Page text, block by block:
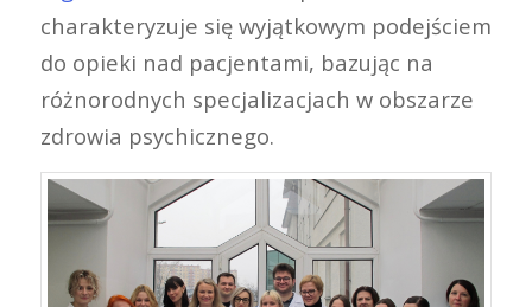
charakteryzuje się wyjątkowym podejściem
do opieki nad pacjentami, bazując na
różnorodnych specjalizacjach w obszarze
zdrowia psychicznego.